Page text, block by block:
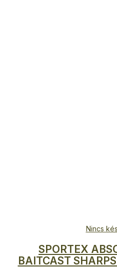
Nincs
SPORTEX
BAITCAST